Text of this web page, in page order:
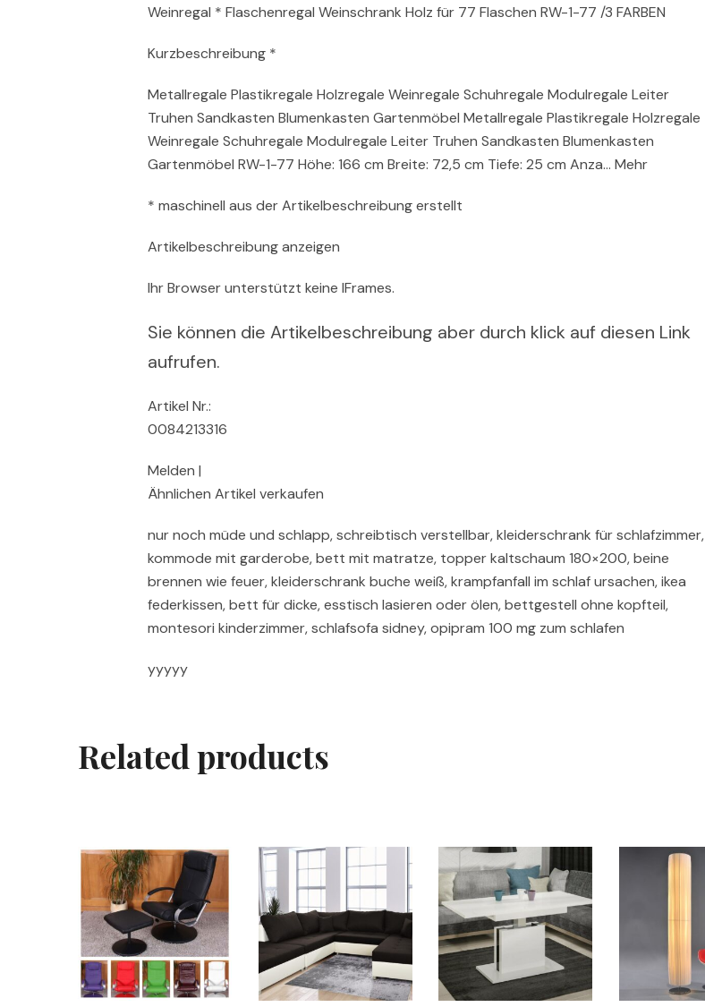
Weinregal * Flaschenregal Weinschrank Holz für 77 Flaschen RW-1-77 /3 FARBEN
Kurzbeschreibung *
Metallregale Plastikregale Holzregale Weinregale Schuhregale Modulregale Leiter
Truhen Sandkasten Blumenkasten Gartenmöbel Metallregale Plastikregale Holzregale
Weinregale Schuhregale Modulregale Leiter Truhen Sandkasten Blumenkasten
Gartenmöbel RW-1-77 Höhe: 166 cm Breite: 72,5 cm Tiefe: 25 cm Anza… Mehr
* maschinell aus der Artikelbeschreibung erstellt
Artikelbeschreibung anzeigen
Ihr Browser unterstützt keine IFrames.
Sie können die Artikelbeschreibung aber durch klick auf diesen Link
aufrufen.
Artikel Nr.:
0084213316
Melden |
Ähnlichen Artikel verkaufen
nur noch müde und schlapp, schreibtisch verstellbar, kleiderschrank für schlafzimmer,
kommode mit garderobe, bett mit matratze, topper kaltschaum 180×200, beine
brennen wie feuer, kleiderschrank buche weiß, krampfanfall im schlaf ursachen, ikea
federkissen, bett für dicke, esstisch lasieren oder ölen, bettgestell ohne kopfteil,
montesori kinderzimmer, schlafsofa sidney, opipram 100 mg zum schlafen
yyyyy
Related products